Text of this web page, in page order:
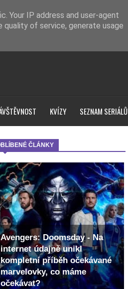
KVÍZY SEZNAM SERIÁLŮ
ČLÁNKY
Avengers: Doomsday - Na
internet údajně unikl
kompletní příběh očekávané
marvelovky, co máme
očekávat?
Your IP address and user-agent
quality of service, generate usage